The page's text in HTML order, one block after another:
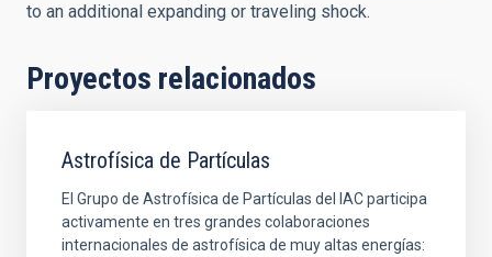
to an additional expanding or traveling shock.
Proyectos relacionados
Astrofísica de Partículas
El Grupo de Astrofísica de Partículas del IAC participa
activamente en tres grandes colaboraciones
internacionales de astrofísica de muy altas energías: